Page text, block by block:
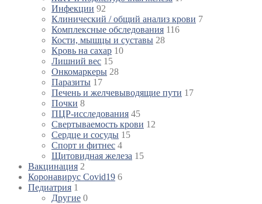
Инфекции 92
Клинический / общий анализ крови 7
Комплексные обследования 116
Кости, мышцы и суставы 28
Кровь на сахар 10
Лишний вес 15
Онкомаркеры 28
Паразиты 17
Печень и желчевыводящие пути 17
Почки 8
ПЦР-исследования 45
Свертываемость крови 12
Сердце и сосуды 15
Спорт и фитнес 4
Щитовидная железа 15
Вакцинация 2
Коронавирус Covid19 6
Педиатрия 1
Другие 0